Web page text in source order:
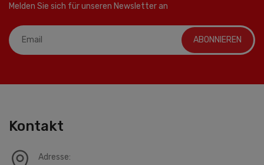
Melden Sie sich für unseren Newsletter an
ABONNIEREN
Kontakt
Adresse: